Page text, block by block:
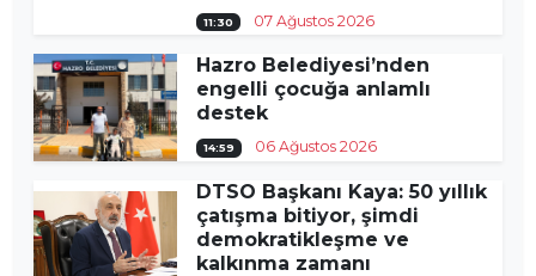
11:30 07 Ağustos 2026
Hazro Belediyesi’nden
engelli çocuğa anlamlı
destek
14:59 06 Ağustos 2026
DTSO Başkanı Kaya: 50 yıllık
çatışma bitiyor, şimdi
demokratikleşme ve
kalkınma zamanı